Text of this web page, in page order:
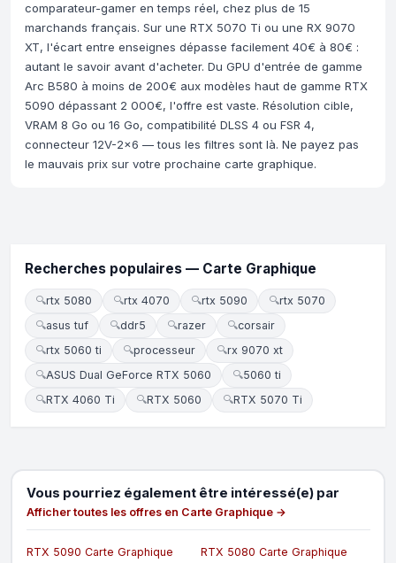
comparateur-gamer en temps réel, chez plus de 15
marchands français. Sur une RTX 5070 Ti ou une RX 9070
XT, l'écart entre enseignes dépasse facilement 40€ à 80€ :
autant le savoir avant d'acheter. Du GPU d'entrée de gamme
Arc B580 à moins de 200€ aux modèles haut de gamme RTX
5090 dépassant 2 000€, l'offre est vaste. Résolution cible,
VRAM 8 Go ou 16 Go, compatibilité DLSS 4 ou FSR 4,
connecteur 12V-2x6 — tous les filtres sont là. Ne payez pas
le mauvais prix sur votre prochaine carte graphique.
Recherches populaires — Carte Graphique
🔍rtx 5080 🔍rtx 4070 🔍rtx 5090 🔍rtx 5070
🔍asus tuf 🔍ddr5 🔍razer 🔍corsair
🔍rtx 5060 ti 🔍processeur 🔍rx 9070 xt
🔍ASUS Dual GeForce RTX 5060 🔍5060 ti
🔍RTX 4060 Ti 🔍RTX 5060 🔍RTX 5070 Ti
Vous pourriez également être intéressé(e) par
Afficher toutes les offres en Carte Graphique →
RTX 5090 Carte Graphique RTX 5080 Carte Graphique